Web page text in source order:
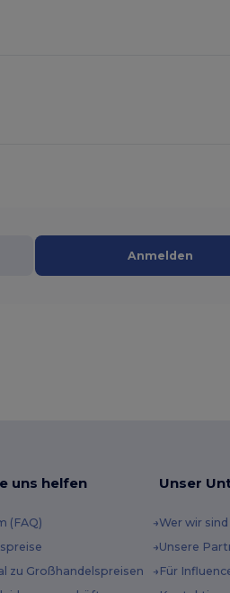
Anmelden
uns helfen
(FAQ)
zu Großhandelspreisen
Unser
Wer wir sind
Unsere
Für